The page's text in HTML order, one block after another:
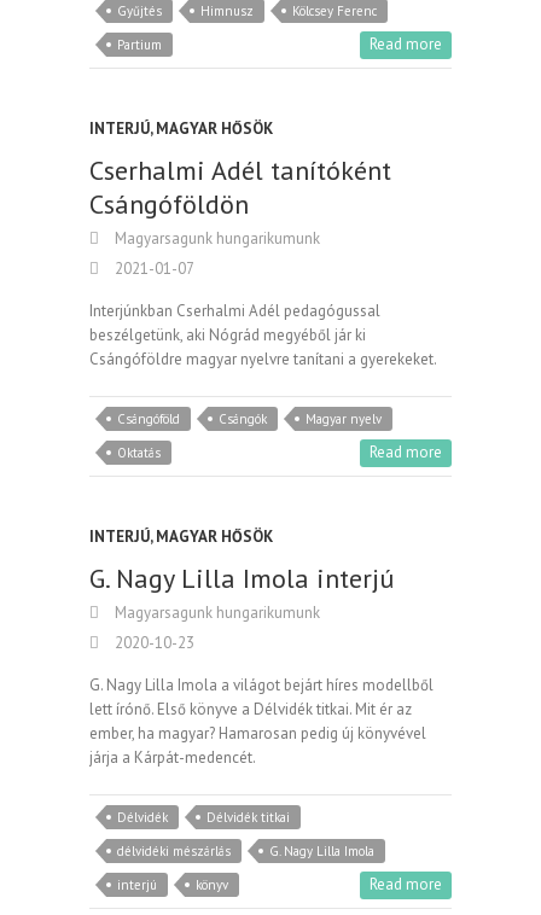
Gyűjtés Himnusz
Kölcsey Ferenc
Partium
Read more
INTERJÚ,MAGYAR HŐSÖK
Cserhalmi Adél tanítóként
Csángóföldön
Magyarsagunk hungarikumunk
2021-01-07
Interjúnkban Cserhalmi Adél pedagógussal
beszélgetünk, aki Nógrád megyéből jár ki
Csángóföldre magyar nyelvre tanítani a gyerekeket.
Csángóföld Csángók
Magyar nyelv
Oktatás
Read more
INTERJÚ,MAGYAR HŐSÖK
G. Nagy Lilla Imola interjú
Magyarsagunk hungarikumunk
2020-10-23
G. Nagy Lilla Imola a világot bejárt híres modellből
lett írónő. Első könyve a Délvidék titkai. Mit ér az
ember, ha magyar? Hamarosan pedig új könyvével
járja a Kárpát-medencét.
Délvidék
Délvidék titkai
délvidéki mészárlás
G. Nagy Lilla Imola
interjú
könyv Read more